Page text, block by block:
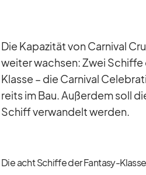
Die Ka­pa­zi­tät von Car­ni­val
wei­ter wach­sen: Zwei
Klasse – die Car­ni­val
reits im Bau. Au­ßer­dem soll
Schiff ver­wan­delt wer­den.
Die acht Schiffe der Fantasy-